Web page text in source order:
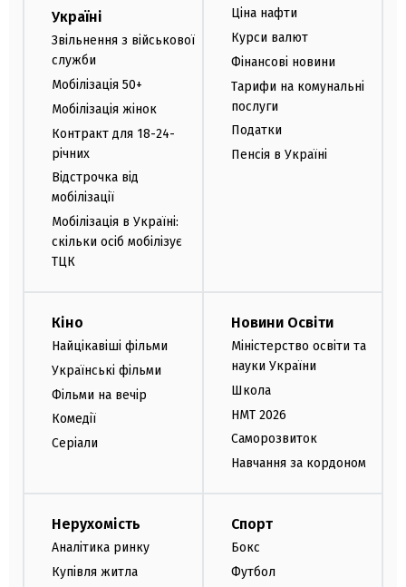
Україні
Звільнення з військової
служби
Мобілізація 50+
Мобілізація жінок
Контракт для 18-24-
річних
Відстрочка від
мобілізації
Мобілізація в Україні:
скільки осіб мобілізує
ТЦК
Ціна нафти
Курси валют
Фінансові новини
Тарифи на комунальні
послуги
Податки
Пенсія в Україні
Кіно
Найцікавіші фільми
Українські фільми
Фільми на вечір
Комедії
Серіали
Новини Освіти
Міністерство освіти та
науки України
Школа
НМТ 2026
Саморозвиток
Навчання за кордоном
Нерухомість
Аналітика ринку
Купівля житла
Спорт
Бокс
Футбол